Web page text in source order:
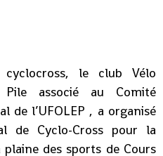
le club Vélo
associé au Comité
de l’UFOLEP , a organisé
de Cyclo-Cross pour la
des sports de Cours